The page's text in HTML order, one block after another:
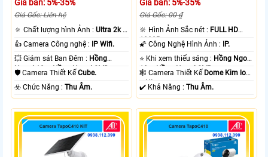
Giá bán: 5%-35%
Giá Gốc: Liên hệ
🔅 Chất lượng hình Ảnh :Ultra 2k +
.
👍 Camera Công nghệ :
IP Wifi.
💥 Giám sát Ban Đêm : Hồng
Ngoại 10m Hồng Ngoại SMD.
🛡 Camera Thiết KếCube.
️☣️ Chức Năng :Thu Âm.
Giá bán: 5%-35%
Giá Gốc: 00 ₫
🔆 Hình Ảnh Sắc nét : FULL HD
1080P .
🌠 Công Nghệ Hình Ảnh :
IP.
⭐ Khi xem thiếu sáng : Hồng Ngoại
10m Hồng Ngoại SMD.
🕸️ Camera Thiết Kế Dome Kim loại
+ Nhựa.
️✔️ Khả Năng :Thu Âm.